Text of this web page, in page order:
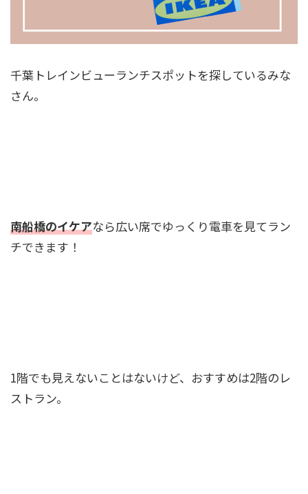
千葉トレインビューランチスポットを探しているみな
さん。
南船橋のイケアなら広い席でゆっくり電車を見てラン
チできます！
1階でも見えないことはないけど、おすすめは2階のレ
ストラン。